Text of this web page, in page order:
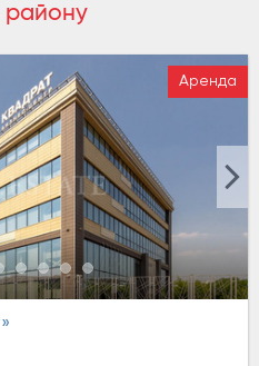
району
Аренда